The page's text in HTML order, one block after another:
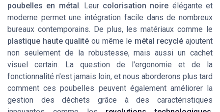
poubelles en métal. Leur colorisation noire élégante et
moderne permet une intégration facile dans de nombreux
bureaux contemporains. De plus, les matériaux comme le
plastique haute qualité ou même le métal recyclé ajoutent
non seulement de la robustesse, mais aussi un cachet
visuel certain. La question de l'ergonomie et de la
fonctionnalité n'est jamais loin, et nous aborderons plus tard
comment ces poubelles peuvent également améliorer la
gestion des déchets grâce à des caractéristiques